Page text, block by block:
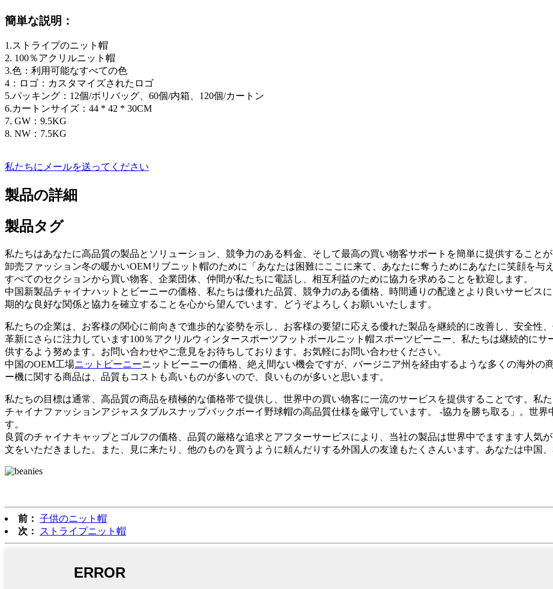
簡単な説明：
1.ストライプのニット帽
2. 100％アクリルニット帽
3.色：利用可能なすべての色
4：ロゴ：カスタマイズされたロゴ
5.パッキング：12個/ポリバッグ、60個/内箱、120個/カートン
6.カートンサイズ：44 * 42 * 30CM
7. GW：9.5KG
8. NW：7.5KG
私たちにメールを送ってください
製品の詳細
製品タグ
私たちはあなたに高品質の製品とソリューション、競争力のある料金、そして最高の買い物客サポートを簡単に提供すること
卸売ファッション冬の暖かいOEMリブニット帽のために「あなたは困難にここに来て、あなたに奪うためにあなたに笑顔を与
すべてのセクションから買い物客、企業団体、仲間が私たちに電話し、相互利益のために協力を求めることを歓迎します。
中国新製品チャイナハットとビーニーの価格、私たちは優れた品質、競争力のある価格、時間通りの配達とより良いサービス
期的な良好な関係と協力を確立することを心から望んでいます。どうぞよろしくお願いいたします。
私たちの企業は、お客様の関心に前向きで進歩的な姿勢を示し、お客様の要望に応える優れた製品を継続的に改善し、安全性
革新にさらに注力しています100％アクリルウィンタースポーツフットボールニット帽スポーツビーニー、私たちは継続的に
供するよう努めます。お問い合わせやご意見をお待ちしております。お気軽にお問い合わせください。
中国のOEM工場ニットビーニーニットビーニーの価格、絶え間ない機会ですが、バージニア州を経由するような多くの海外の
ー機に関する商品は、品質もコストも高いものが多いので、良いものが多いと思います。
私たちの目標は通常、高品質の商品を積極的な価格帯で提供し、世界中の買い物客に一流のサービスを提供することです。私
チャイナファッションアジャスタブルスナップバックボーイ野球帽の高品質仕様を厳守しています。 -協力を勝ち取る」。世
す。
良質のチャイナキャップとゴルフの価格、品質の厳格な追求とアフターサービスにより、当社の製品は世界中でますます人気
文をいただきました。また、見に来たり、他のものを買うように頼んだりする外国人の友達もたくさんいます。あなたは中国
前： 子供のニット帽
次：
ストライプニット帽